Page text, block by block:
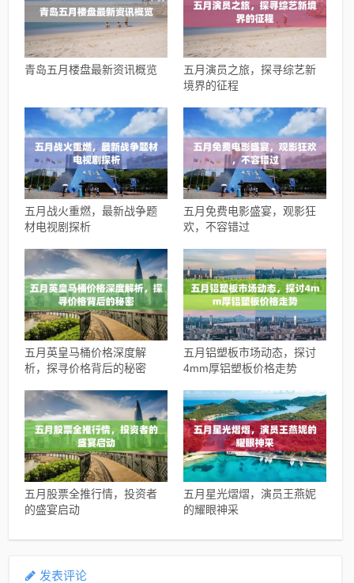
青岛五月楼盘最新资讯概览
五月演员之旅，探寻综艺新
境界的征程
五月战火重燃，最新战争题
材电视剧探析
五月免费电影盛宴，观影狂
欢，不容错过
五月英皇马桶价格深度解
析，探寻价格背后的秘密
五月铝塑板市场动态，探讨
4mm厚铝塑板价格走势
五月股票全推行情，投资者
的盛宴启动
五月星光熠熠，演员王燕妮
的耀眼神采
发表评论